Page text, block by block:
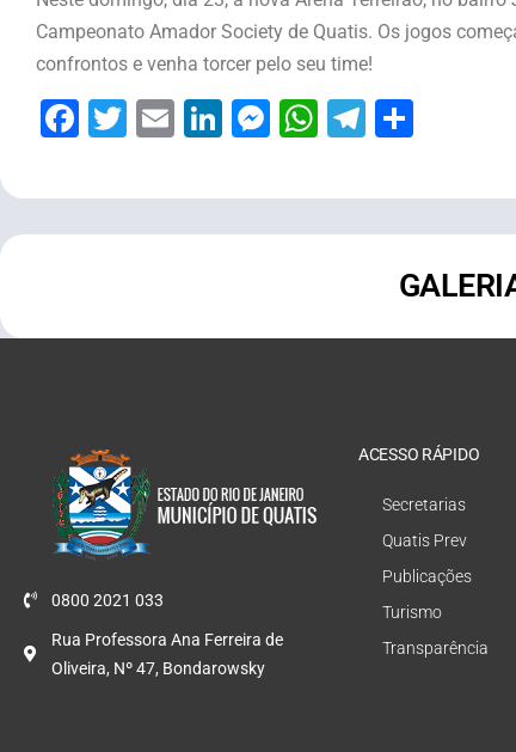
Campeonato Amador Society de Quatis. Os jogos
confrontos e venha torcer pelo seu time!
Facebook
Twitter
EmailLinkedIn
Messenger
WhatsApp
Telegram
0800 2021 033
Rua Professora Ana Ferreira de
Oliveira, Nº 47, Bondarowsky
ACESSO RÁPIDO
Secretarias
Quatis Prev
Publicações
Turismo
Transparência